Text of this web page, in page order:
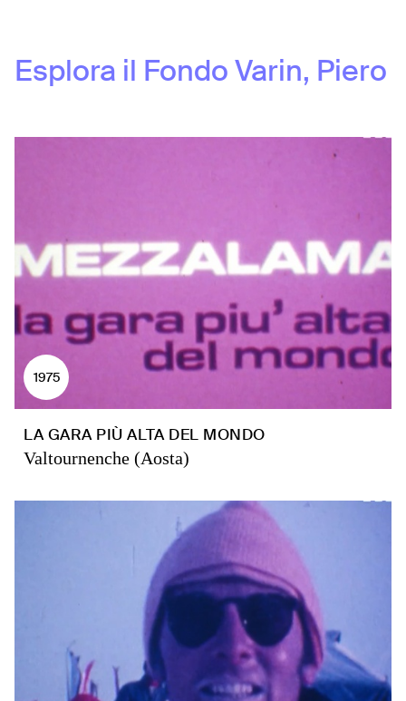
Esplora il FondoVarin, Piero
1975
LA GARA PIÙ ALTA DEL MONDO
Valtournenche (Aosta)